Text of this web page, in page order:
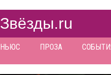
Звёзды.ru
НЬЮС ПРОЗА